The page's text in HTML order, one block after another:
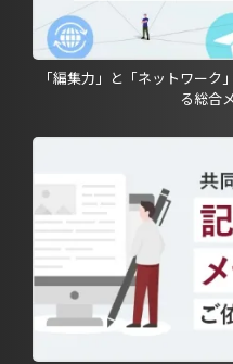
「編集力」と「ネットワー
る総合